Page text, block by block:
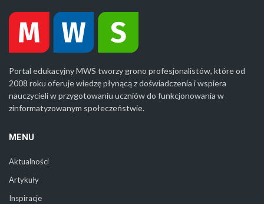
Portal edukacyjny MWS tworzy grono profesjonalistów, które od
2008 roku oferuje wiedzę płynącą z doświadczenia i wspiera
nauczycieli w przygotowaniu uczniów do funkcjonowania w
zinformatyzowanym społeczeństwie.
MENU
Aktualności
Artykuły
Inspiracje